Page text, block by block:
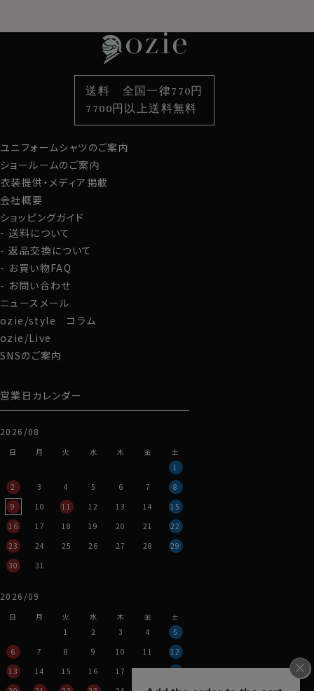
袖・カフス型から選ぶ
色から選ぶ
柄から選ぶ
スタイルから選ぶ
カジュアルシャツ
定番シャツ
カフスボタン
サスペンダー
財布・名刺入れ
バッグ
ストール・マフラー
グローブ
ユニフォームシャツのご案内
ショールームのご案内
衣装提供・メディア掲載
会社概要
ショッピングガイド
送料について
返品交換について
お買い物FAQ
お問い合わせ
ニュースメール
ozie/style コラム
ozie/Live
SNSのご案内
営業日カレンダー
2026/08
日 月 火 水 木 金
土
1
2
3 4 5 6 7
8
9
10 11 12 13 14
15
16
17 18 19 20 21
22
23
24 25 26 27 28
29
30
31
2026/09
日 月 火 水 木 金
土
1
2 3 4
5
6
7 8 9 10 11
12
13
14 15 16 17 18
19
送料 全国一律770円
7700円以上送料無料